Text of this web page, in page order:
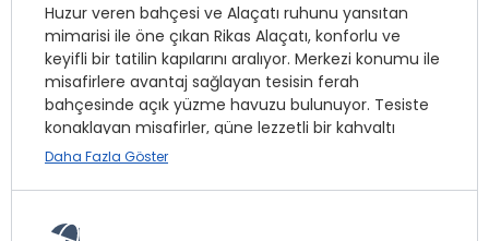
Huzur veren bahçesi ve Alaçatı ruhunu yansıtan
mimarisi ile öne çıkan Rikas Alaçatı, konforlu ve
keyifli bir tatilin kapılarını aralıyor. Merkezi konumu ile
misafirlere avantaj sağlayan tesisin ferah
bahçesinde açık yüzme havuzu bulunuyor. Tesiste
konaklayan misafirler, güne lezzetli bir kahvaltı
servisi ile başlayabilir.
Restoranda yemek servisi yapılıyor, ayrıca otelin
kahve dükkânında/kafede hafif yemek servisi
Daha Fazla Göster